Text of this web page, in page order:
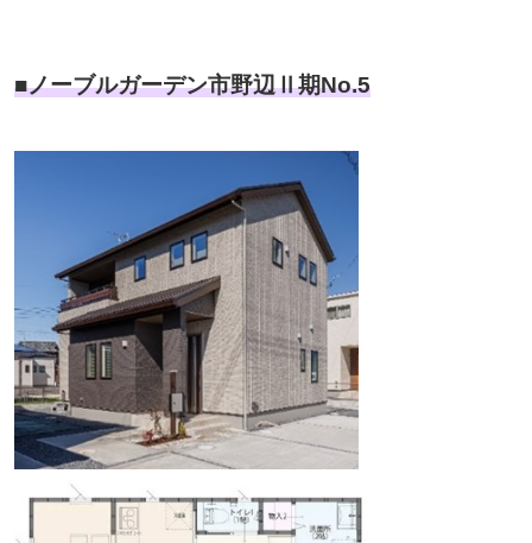
■ノーブルガーデン市野辺Ⅱ期No.5